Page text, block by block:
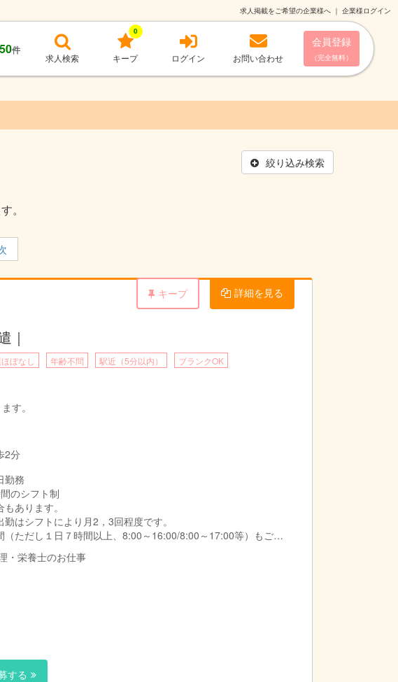
求人掲載をご希望の企業様へ ｜ 企業様ログイン
件
求人検索 キープ
0
ログイン お問い合わせ
会員登録
（完全無料）
絞り込み検索
。
キープ 詳細を見る
｜
ぼなし 年齢不問 駅近（5分以内） ブランクOK
す。
2分
勤務
のシフト制
あります。
はシフトにより月2，3回程度です。
（ただし１日７時間以上、8:00～16:00/8:00～17:00等）もご相
・栄養士のお仕事
する